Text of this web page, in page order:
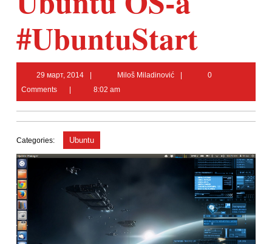
#UbuntuStart
29 март, 2014
2014
Miloš Miladinović
0
Comments
8:02 am
Categories: Ubuntu